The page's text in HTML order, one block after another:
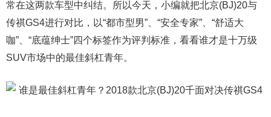
常在这两款车型中纠结。所以今天，小编就把北京(BJ)20与
传祺GS4进行对比，以“都市型男”、“安全专家”、“舒适大
咖”、“底蕴绅士”四个标签作为评判标准，看看谁才是十万级
SUV市场中的最佳斜杠青年。